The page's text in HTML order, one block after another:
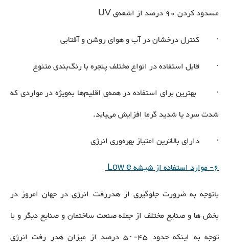
مسدود کردن 90 درصد از اشعه‌ی UV
· کنترل درخشان در آب و هوای روشن و آفتابی
· قابل استفاده در انواع مختلف پنجره با رنگ‌بندی متنوع
· بهترین برای استفاده در همه‌ی اقلیم‌ها به‌ویژه در مواردی که
شدت سرد یا شدید گرما افزایش می‌یابد.
· دارای بالاترین امتیاز بهره‌وری انرژی
6- موارد استفاده از شیشه Low e
باتوجه به ضرورت جلوگیری از هدررفت انرژی در جهان امروز در
بخش ها و صنایع مختلف از جمله صنعت ساختمان و صنایع دیگر و با
توجه به اينكه حدود ۴۵-۵۰ درصد از میزان هدر رفت انرژی